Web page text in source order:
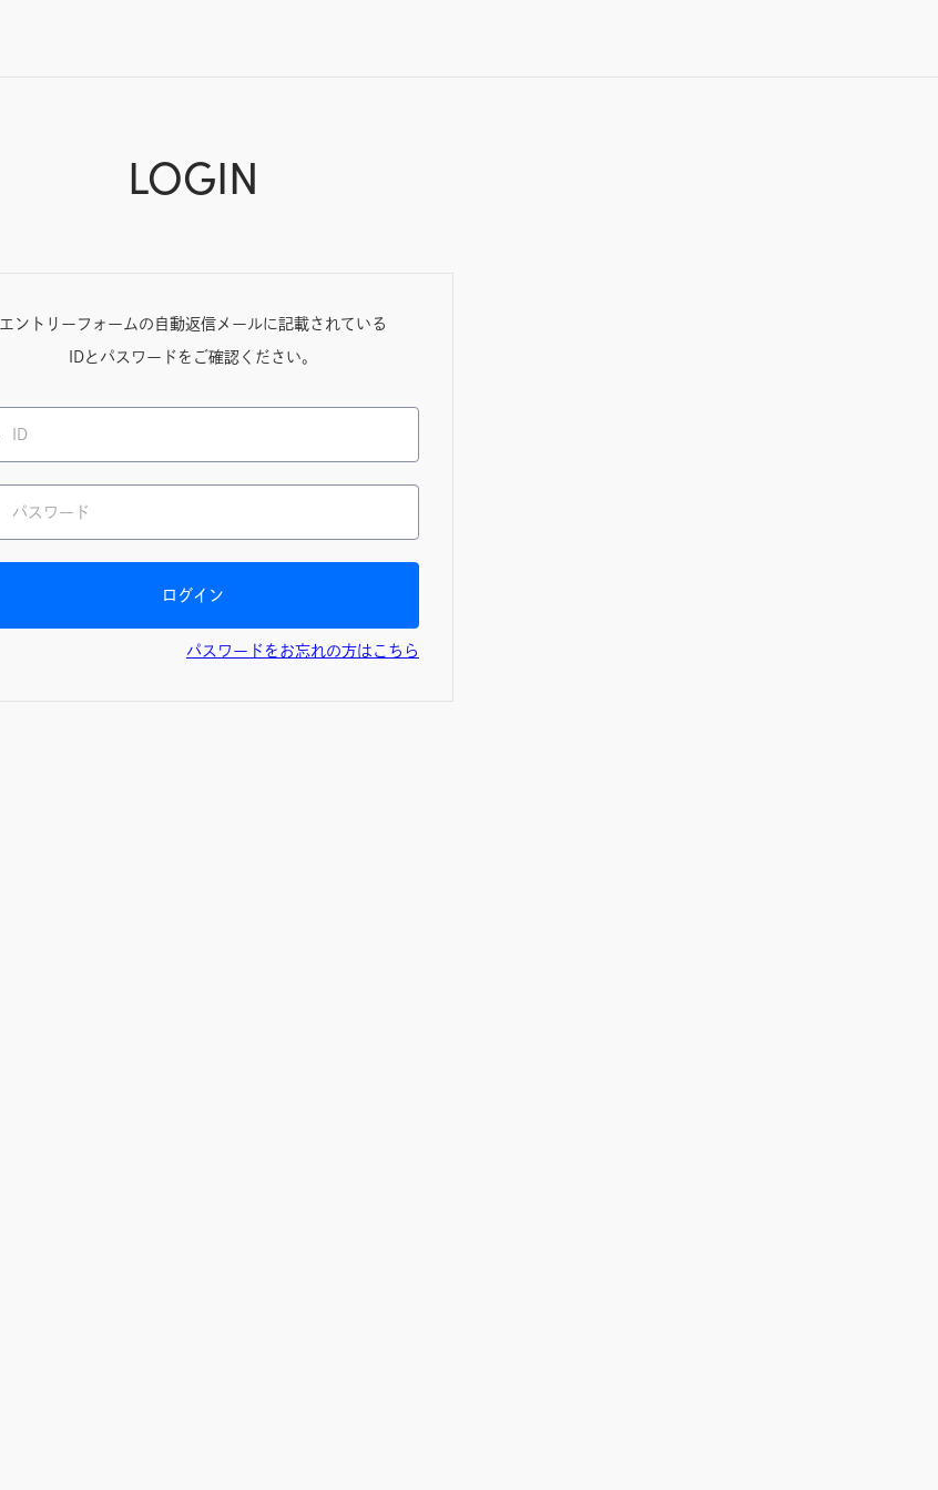
LOGIN
エントリーフォームの ⾃動返信メールに記載されている
IDとパスワードをご確認ください。
ログイン
パスワードをお忘れの方はこちら